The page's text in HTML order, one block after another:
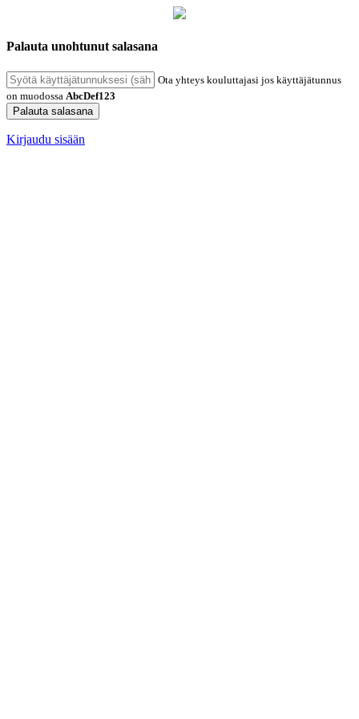
Palauta unohtunut salasana
Ota yhteys kouluttajasi jos käyttäjätunnus
on muodossa AbcDef123
Palauta salasana
Kirjaudu sisään